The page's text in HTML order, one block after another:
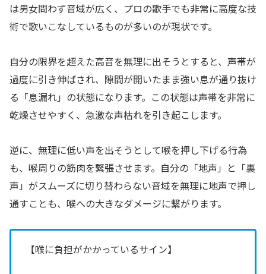
は男女問わず音域が広く、プロの歌手でも非常に高度な技
術で歌いこなしているものが多いのが現状です。
自分の限界を超えた高音を無理に出そうとすると、声帯が
過度に引き伸ばされ、隙間が開いたまま強い息が通り抜け
る「息漏れ」の状態になります。この状態は声帯を非常に
乾燥させやすく、急激な声枯れを引き起こします。
逆に、無理に低い声を出そうとして喉を押し下げる行為
も、喉周りの筋肉を緊張させます。自分の「地声」と「裏
声」がスムーズに切り替わらない音域を無理に地声で押し
通すことも、喉への大きなダメージに繋がります。
【喉に負担がかかっているサイン】